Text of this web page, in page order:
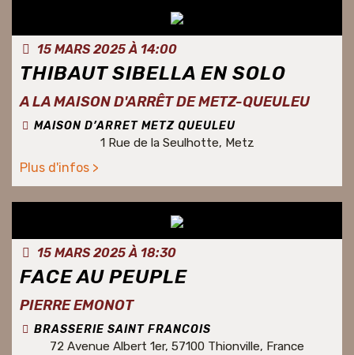
15 MARS 2025 À 14:00
THIBAUT SIBELLA EN SOLO
A LA MAISON D'ARRÊT DE METZ-QUEULEU
MAISON D’ARRET METZ QUEULEU
1 Rue de la Seulhotte, Metz
Plus d'infos >
15 MARS 2025 À 18:30
FACE AU PEUPLE
PIERRE EMONOT
BRASSERIE SAINT FRANCOIS
72 Avenue Albert 1er, 57100 Thionville, France